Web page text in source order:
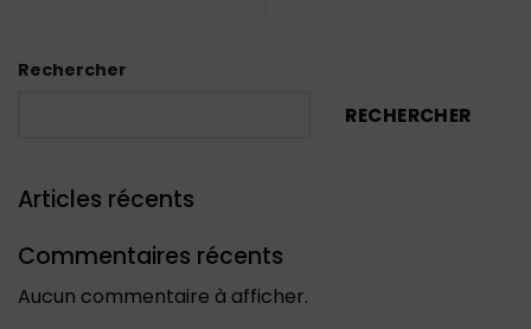
Rechercher
RECHERCHER
Articles récents
Commentaires récents
Aucun commentaire à afficher.